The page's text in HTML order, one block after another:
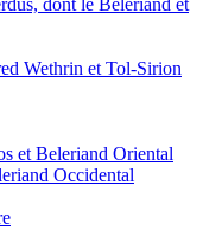
dont le Beleriand et
Wethrin et Tol-Sirion
et Beleriand Oriental
Occidental